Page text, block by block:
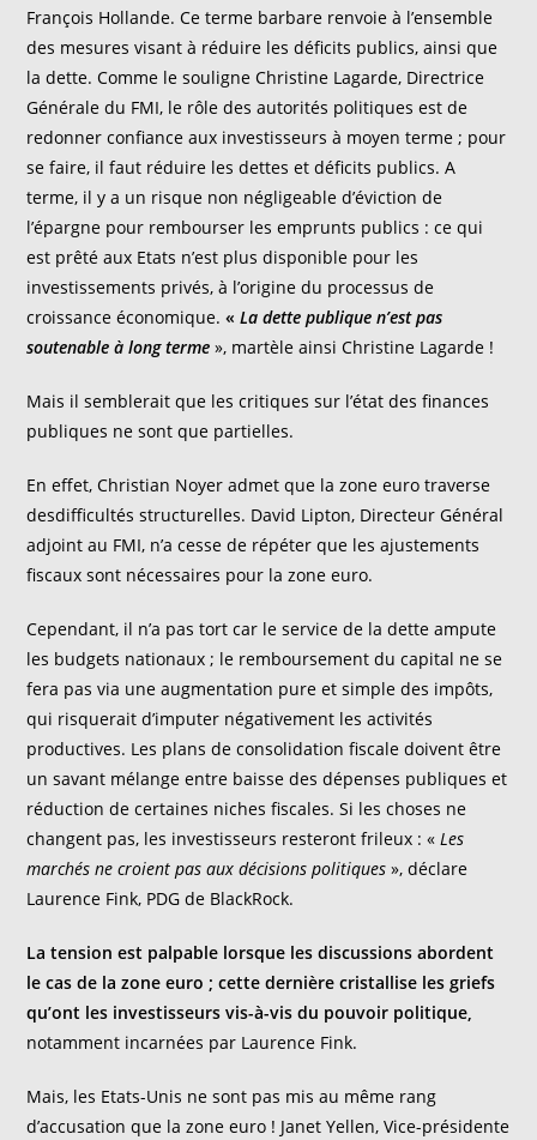
François Hollande. Ce terme barbare renvoie à l’ensemble
des mesures visant à réduire les déficits publics, ainsi que
la dette. Comme le souligne Christine Lagarde, Directrice
Générale du FMI, le rôle des autorités politiques est de
redonner confiance aux investisseurs à moyen terme ; pour
se faire, il faut réduire les dettes et déficits publics. A
terme, il y a un risque non négligeable d’éviction de
l’épargne pour rembourser les emprunts publics : ce qui
est prêté aux Etats n’est plus disponible pour les
investissements privés, à l’origine du processus de
croissance économique.«La dette publique n’est pas
soutenable à long terme », martèle ainsi Christine Lagarde !
Mais il semblerait que les critiques sur l’état des finances
publiques ne sont que partielles.
En effet, Christian Noyer admet que la zone euro traverse
desdifficultés structurelles. David Lipton, Directeur Général
adjoint au FMI, n’a cesse de répéter que les ajustements
fiscaux sont nécessaires pour la zone euro.
Cependant, il n’a pas tort car le service de la dette ampute
les budgets nationaux ; le remboursement du capital ne se
fera pas via une augmentation pure et simple des impôts,
qui risquerait d’imputer négativement les activités
productives. Les plans de consolidation fiscale doivent être
un savant mélange entre baisse des dépenses publiques et
réduction de certaines niches fiscales. Si les choses ne
changent pas, les investisseurs resteront frileux : «Les
marchés ne croient pas aux décisions politiques », déclare
Laurence Fink, PDG de BlackRock.
La tension est palpable lorsque les discussions abordent
le cas de la zone euro ; cette dernière cristallise les griefs
qu’ont les investisseurs vis-à-vis du pouvoir politique,
notamment incarnées par Laurence Fink.
Mais, les Etats-Unis ne sont pas mis au même rang
d’accusation que la zone euro ! Janet Yellen, Vice-présidente